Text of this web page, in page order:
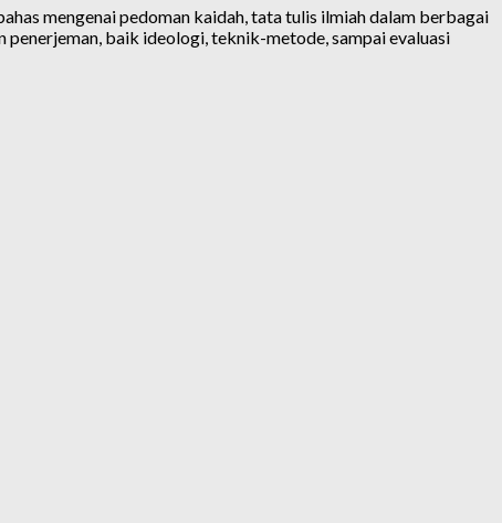
mengenai pedoman kaidah, tata tulis ilmiah dalam berbagai
penerjeman, baik ideologi, teknik-metode, sampai evaluasi